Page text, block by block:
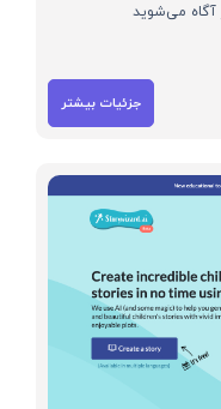
آگاه می‌شوید
جزئیات بیشتر